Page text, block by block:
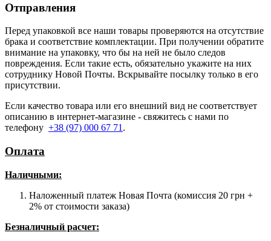
Отправления
Перед упаковкой все наши товары проверяются на отсутствие
брака и соответствие комплектации. При получении обратите
внимание на упаковку, что бы на ней не было следов
повреждения. Если такие есть, обязательно укажите на них
сотруднику Новой Почты. Вскрывайте посылку только в его
присутствии.
Если качество товара или его внешний вид не соответствует
описанию в интернет-магазине - свяжитесь с нами по
телефону +38 (97) 000 67 71 .
Оплата
Наличными:
Наложенный платеж Новая Почта (комиссия 20 грн +
2% от стоимости заказа)
Безналичный расчет: